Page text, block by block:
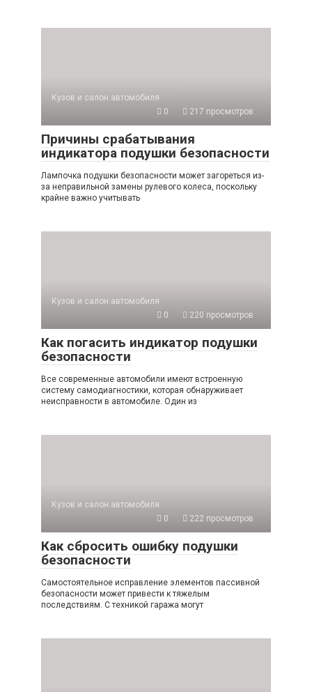
Кузов и салон автомобиля
0
217 просмотров
Причины срабатывания
индикатора подушки безопасности
Лампочка подушки безопасности может загореться из-
за неправильной замены рулевого колеса, поскольку
крайне важно учитывать
Кузов и салон автомобиля
0
220 просмотров
Как погасить индикатор подушки
безопасности
Все современные автомобили имеют встроенную
систему самодиагностики, которая обнаруживает
неисправности в автомобиле. Один из
Кузов и салон автомобиля
0
222 просмотров
Как сбросить ошибку подушки
безопасности
Самостоятельное исправление элементов пассивной
безопасности может привести к тяжелым
последствиям. С техникой гаража могут